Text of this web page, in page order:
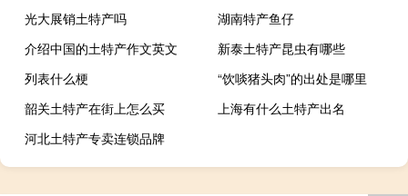
光大展销土特产吗
湖南特产鱼仔
介绍中国的土特产作文英文
新泰土特产昆虫有哪些
列表什么梗
“饮啖猪头肉”的出处是哪里
韶关土特产在街上怎么买
上海有什么土特产出名
河北土特产专卖连锁品牌